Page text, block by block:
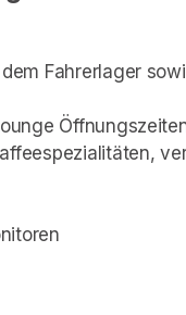
Fahrerlager